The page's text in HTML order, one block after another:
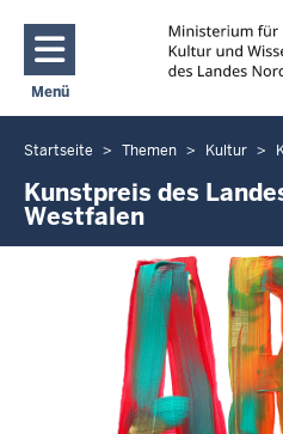
Direkt
Menü
Navigation aktivieren/deaktivieren:
Sie
befinden
sich
hier
Startseite Themen Kultur
Kunstpreis des
Westfalen